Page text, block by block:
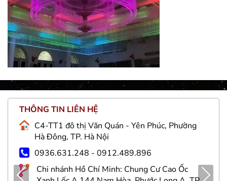
THÔNG TIN LIÊN HỆ
C4-TT1 đô thị Văn Quán - Yên Phúc, Phường
Hà Đông, TP. Hà Nội
0936.631.248 - 0912.489.896
Chi nhánh Hồ Chí Minh: Chung Cư Cao Ốc
Pre Nex